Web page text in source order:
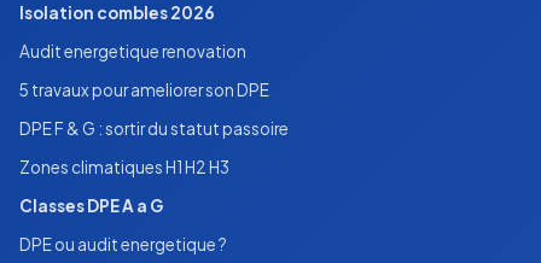
Isolation combles 2026
Audit energetique renovation
5 travaux pour ameliorer son DPE
DPE F & G : sortir du statut passoire
Zones climatiques H1 H2 H3
Classes DPE A a G
DPE ou audit energetique ?